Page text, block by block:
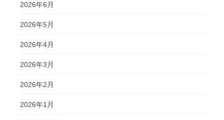
2026年6月
2026年5月
2026年4月
2026年3月
2026年2月
2026年1月